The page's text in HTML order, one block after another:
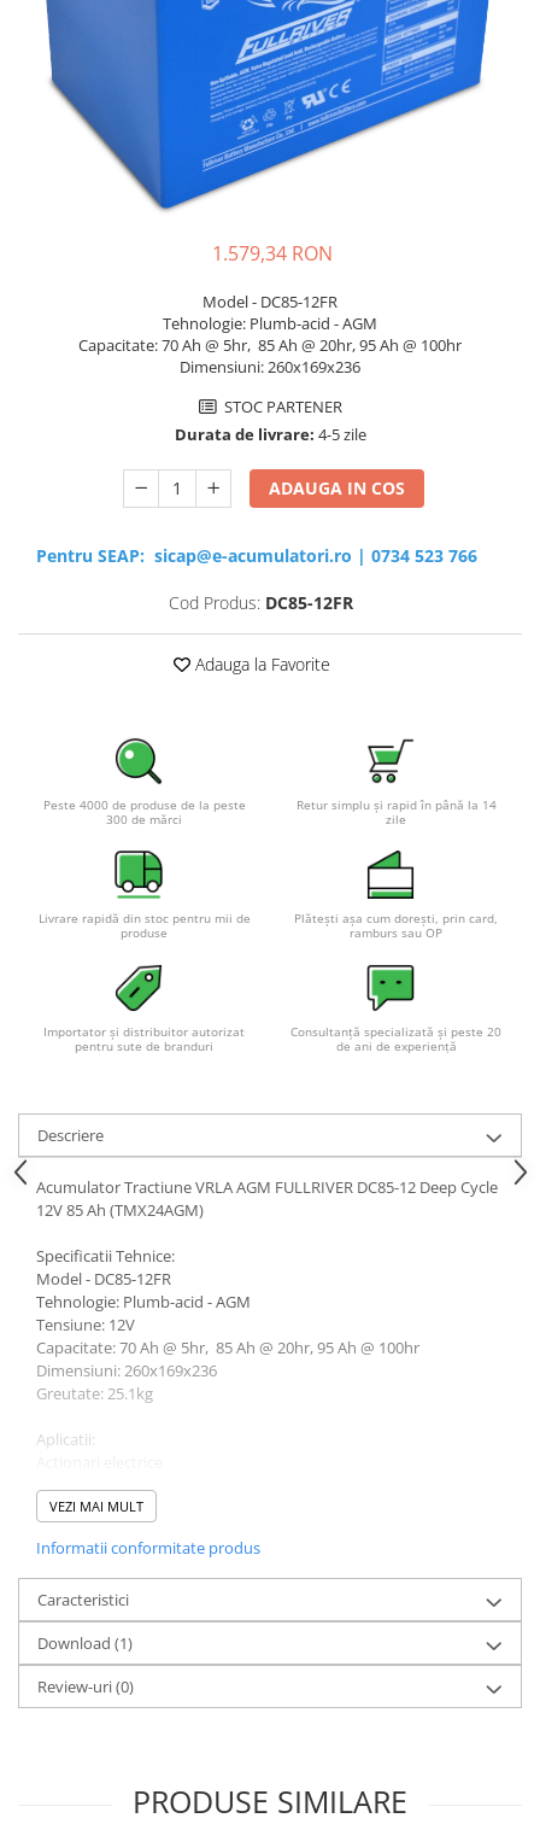
Sisteme de management (BMS)
Redresoare, incarcatoare si testere
Redresoare auto, moto, barci si
stationare
1.579,34 RON
Model - DC85-12FR
Tehnologie: Plumb-acid - AGM
Capacitate: 70 Ah @ 5hr, 85 Ah @ 20hr, 95 Ah @ 100hr
Dimensiuni: 260x169x236
STOC PARTENER
Durata de livrare: 4-5 zile
ADAUGA IN COS
Pentru SEAP: sicap@e-acumulatori.ro | 0734 523 766
Cod Produs: DC85-12FR
Adauga la Favorite
Peste 4000 de produse de la peste
300 de mărci
Retur simplu și rapid în până la 14
zile
Livrare rapidă din stoc pentru mii de
produse
Plătești așa cum dorești, prin card,
ramburs sau OP
Importator și distribuitor autorizat
pentru sute de branduri
Consultanță specializată și peste 20
de ani de experiență
Descriere
Acumulator Tractiune VRLA AGM FULLRIVER DC85-12 Deep Cycle
12V 85 Ah (TMX24AGM)
Specificatii Tehnice:
Model - DC85-12FR
Tehnologie: Plumb-acid - AGM
Tensiune: 12V
Capacitate: 70 Ah @ 5hr, 85 Ah @ 20hr, 95 Ah @ 100hr
Dimensiuni: 260x169x236
Greutate: 25.1kg
Aplicatii:
Masini de golf si vehicule actionate electric, electrostivuitoare,
electrocare, masini de curatare podele si masini pentru maturat
Scaune cu rotile
Echipamente de putere, platforme si nacele ridicatoare, jucarii
actionate electric, sisteme de control, aspiratoare industriale
Echipamente medicale
Marine / Camping, energie regenerabila si sisteme fotovoltaice
VEZI MAI MULT
Informatii conformitate produs
Caracteristici
Download (1)
Review-uri(0)
PRODUSE SIMILARE